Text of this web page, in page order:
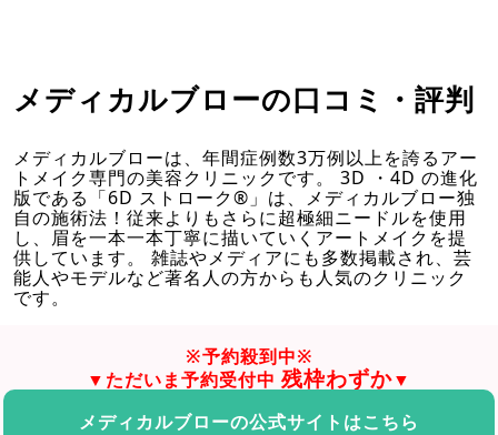
メディカルブローの口コミ・評判
メディカルブローは、年間症例数3万例以上を誇るアー
トメイク専門の美容クリニックです。 3D ・4D の進化
版である「6D ストローク®️」は、メディカルブロー独
自の施術法！従来よりもさらに超極細ニードルを使用
し、眉を一本一本丁寧に描いていくアートメイクを提
供しています。 雑誌やメディアにも多数掲載され、芸
能人やモデルなど著名人の方からも人気のクリニック
です。
※予約殺到中※
▼ただいま予約受付中 残枠わずか▼
メディカルブローの公式サイトはこちら